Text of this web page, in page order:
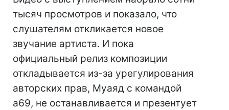
тысяч просмотров и показало, что
слушателям откликается новое
звучание артиста. И пока
официальный релиз композиции
откладывается из-за урегулирования
авторских прав, Муаяд с командой
а69, не останавливается и презентует